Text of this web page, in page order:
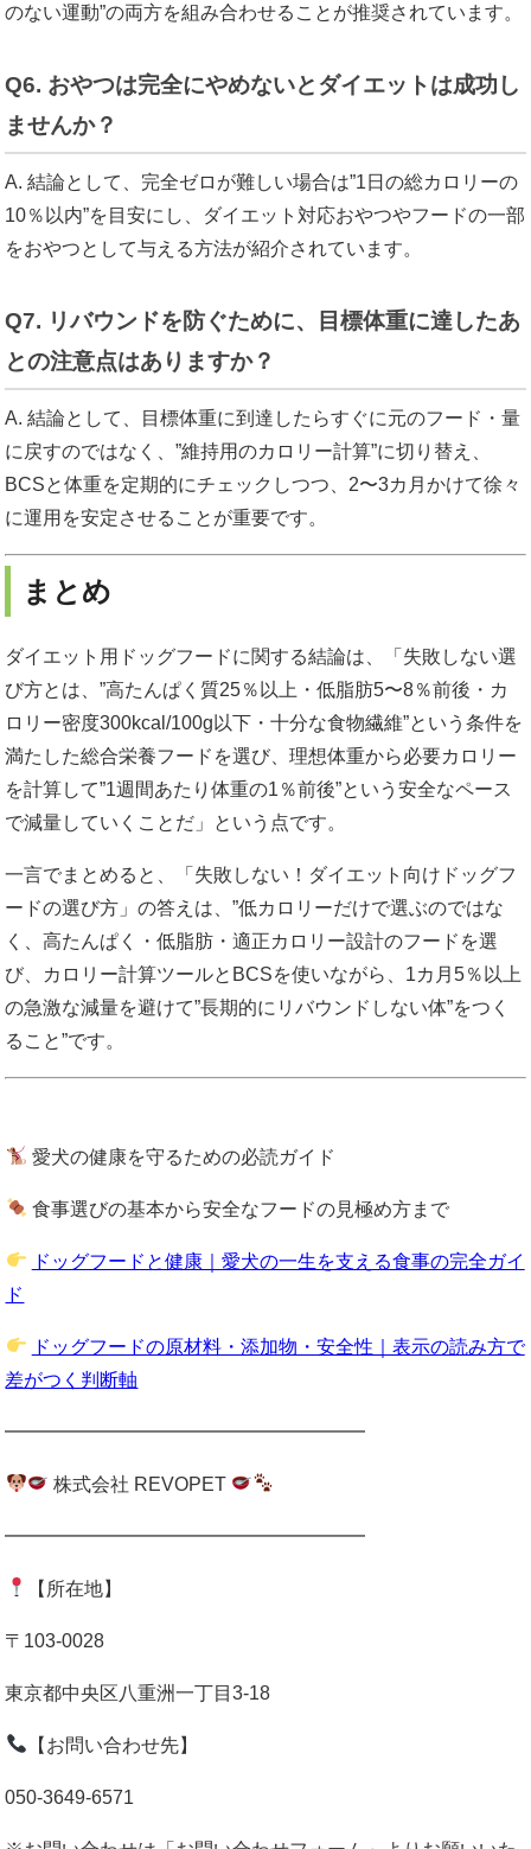
のない運動”の両方を組み合わせることが推奨されています。
Q6. おやつは完全にやめないとダイエットは成功し
ませんか？
A. 結論として、完全ゼロが難しい場合は”1日の総カロリーの
10％以内”を目安にし、ダイエット対応おやつやフードの一部
をおやつとして与える方法が紹介されています。
Q7. リバウンドを防ぐために、目標体重に達したあ
との注意点はありますか？
A. 結論として、目標体重に到達したらすぐに元のフード・量
に戻すのではなく、”維持用のカロリー計算”に切り替え、
BCSと体重を定期的にチェックしつつ、2〜3カ月かけて徐々
に運用を安定させることが重要です。
まとめ
ダイエット用ドッグフードに関する結論は、「失敗しない選
び方とは、”高たんぱく質25％以上・低脂肪5〜8％前後・カ
ロリー密度300kcal/100g以下・十分な食物繊維”という条件を
満たした総合栄養フードを選び、理想体重から必要カロリー
を計算して”1週間あたり体重の1％前後”という安全なペース
で減量していくことだ」という点です。
一言でまとめると、「失敗しない！ダイエット向けドッグフ
ードの選び方」の答えは、”低カロリーだけで選ぶのではな
く、高たんぱく・低脂肪・適正カロリー設計のフードを選
び、カロリー計算ツールとBCSを使いながら、1カ月5％以上
の急激な減量を避けて”長期的にリバウンドしない体”をつく
ること”です。
愛犬の健康を守るための必読ガイド
食事選びの基本から安全なフードの見極め方まで
ドッグフードと健康｜愛犬の一生を支える食事の完全ガイ
ド
ドッグフードの原材料・添加物・安全性｜表示の読み方で
差がつく判断軸
━━━━━━━━━━━━━━━━━━━
株式会社 REVOPET
━━━━━━━━━━━━━━━━━━━
【所在地】
〒103-0028
東京都中央区八重洲一丁目3-18
【お問い合わせ先】
050-3649-6571